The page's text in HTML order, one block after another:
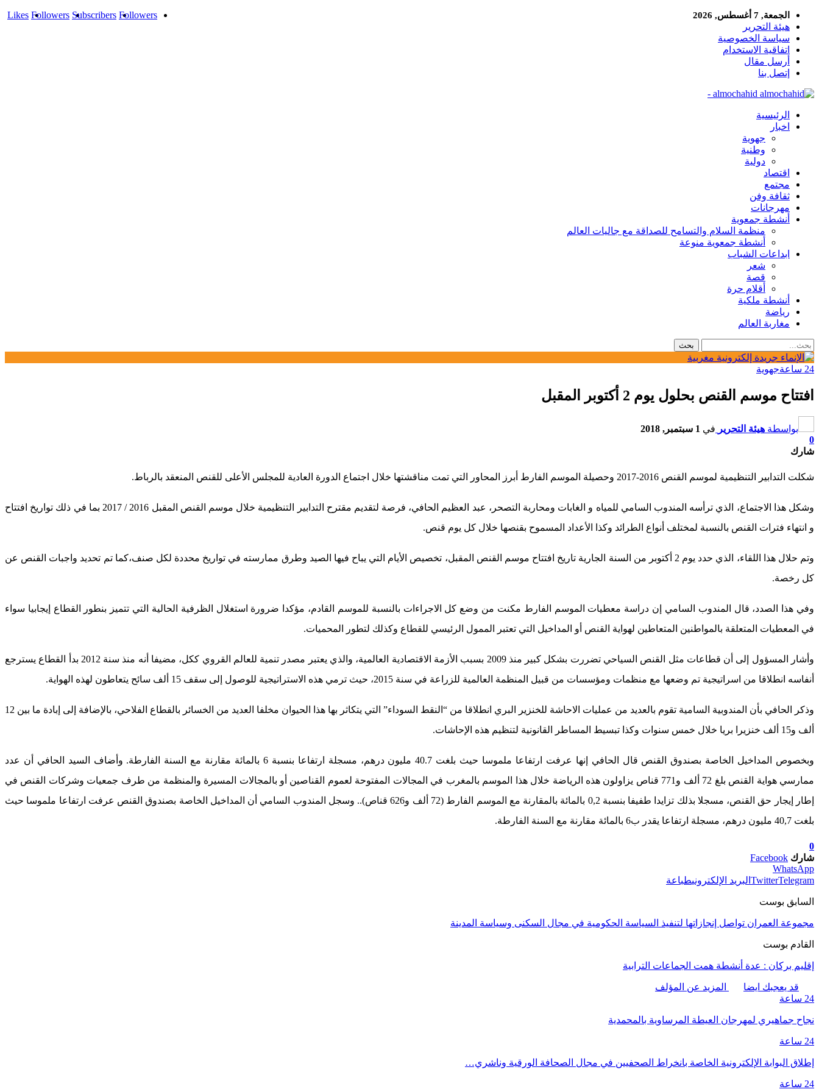
Likes Followers Subscribers Followers الجمعة, 7 أغسطس, 2026
هيئة التحرير
سياسة الخصوصية
اتفاقية الاستخدام
أرسل مقال
إتصل بنا
almochahid -
الرئيسية
اخبار
جهوية
وطنية
دولية
اقتصاد
مجتمع
ثقافة وفن
مهرجانات
أنشطة جمعوية
منظمة السلام والتسامح للصداقة مع جاليات العالم
أنشطة جمعوية منوعة
ابداعات الشباب
شعر
قصة
أقلام حرة
أنشطة ملكية
رياضة
مغاربة العالم
24 ساعة جهوية
افتتاح موسم القنص بحلول يوم 2 أكتوبر المقبل
بواسطة هيئة التحرير في 1 سبتمبر, 2018
0
شارك
شكلت التدابير التنظيمية لموسم القنص 2016-2017 وحصيلة الموسم الفارط أبرز المحاور التي تمت مناقشتها خلال اجتماع الدورة العادية للمجلس الأعلى للقنص المنعقد بالرباط.
وشكل هذا الاجتماع، الذي ترأسه المندوب السامي للمياه و الغابات ومحاربة التصحر، عبد العظيم الحافي، فرصة لتقديم مقترح التدابير التنظيمية خلال موسم القنص المقبل 2016 / 2017 بما في ذلك تواريخ افتتاح
و انتهاء فترات القنص بالنسبة لمختلف أنواع الطرائد وكذا الأعداد المسموح بقنصها خلال كل يوم قنص.
وتم حلال هذا اللقاء، الذي حدد يوم 2 أكتوبر من السنة الجارية تاريخ افتتاح موسم القنص المقبل، تخصيص الأيام التي يباح فيها الصيد وطرق ممارسته في تواريخ محددة لكل صنف،كما تم تحديد واجبات القنص عن
كل رخصة.
وفي هذا الصدد، قال المندوب السامي إن دراسة معطيات الموسم الفارط مكنت من وضع كل الاجراءات بالنسبة للموسم القادم، مؤكدا ضرورة استغلال الظرفية الحالية التي تتميز بنطور القطاع إيجابيا سواء
في المعطيات المتعلقة بالمواطنين المتعاطين لهواية القنص أو المداخيل التي تعتبر الممول الرئيسي للقطاع وكذلك لتطور المحميات.
وأشار المسؤول إلى أن قطاعات مثل القنص السياحي تضررت بشكل كبير منذ 2009 بسبب الأزمة الاقتصادية العالمية، والذي يعتبر مصدر تنمية للعالم القروي ككل، مضيفا أنه منذ سنة 2012 بدأ القطاع يسترجع
أنفاسه انطلاقا من اسراتيجية تم وضعها مع منظمات ومؤسسات من قبيل المنظمة العالمية للزراعة في سنة 2015، حيث ترمي هذه الاستراتيجية للوصول إلى سقف 15 ألف سائح يتعاطون لهذه الهواية.
وذكر الحافي بأن المندوبية السامية تقوم بالعديد من عمليات الاحاشة للخنزير البري انطلاقا من “النقط السوداء” التي يتكاثر بها هذا الحيوان مخلفا العديد من الخسائر بالقطاع الفلاحي، بالإضافة إلى إبادة ما بين 12
ألف و15 ألف خنزيرا بريا خلال خمس سنوات وكذا تبسيط المساطر القانونية لتنظيم هذه الإحاشات.
وبخصوص المداخيل الخاصة بصندوق القنص قال الحافي إنها عرفت ارتفاعا ملموسا حيث بلغت 40.7 مليون درهم، مسجلة ارتفاعا بنسبة 6 بالمائة مقارنة مع السنة الفارطة. وأضاف السيد الحافي أن عدد
ممارسي هواية القنص بلغ 72 ألف و771 قناص يزاولون هذه الرياضة خلال هذا الموسم بالمغرب في المجالات المفتوحة لعموم القناصين أو بالمجالات المسيرة والمنظمة من طرف جمعيات وشركات القنص في
إطار إيجار حق القنص، مسجلا بذلك تزايدا طفيفا بنسبة 0,2 بالمائة بالمقارنة مع الموسم الفارط (72 ألف و626 قناص).. وسجل المندوب السامي أن المداخيل الخاصة بصندوق القنص عرفت ارتفاعا ملموسا حيث
بلغت 40,7 مليون درهم، مسجلة ارتفاعا يقدر ب6 بالمائة مقارنة مع السنة الفارطة.
0
شارك Facebook
WhatsApp
TwitterTelegram البريد الإلكترونيطباعة
السابق بوست
مجموعة العمران تواصل إنجازاتها لتنفيذ السياسة الحكومية في مجال السكنى وسياسة المدينة
القادم بوست
إقليم بركان : عدة أنشطة همت الجماعات الترابية
قد يعجبك ايضا
المزيد عن المؤلف
24 ساعة
نجاح جماهيري لمهرجان العيطة المرساوية بالمحمدية
24 ساعة
إطلاق البوابة الإلكترونية الخاصة بانخراط الصحفيين في مجال الصحافة الورقية وناشري…
24 ساعة